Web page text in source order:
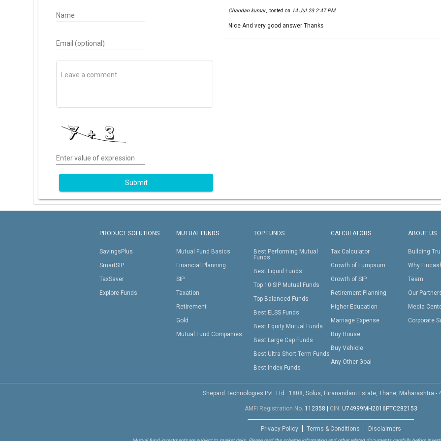
Name
Email (optional)
Enter value of expression
Submit
Chandan kumar,posted on 14 Jul 23 2:47 PM
Nice And very good answer Thanks
PRODUCT SOLUTIONS
SavingsPlus
SmartSIP
TaxSaver
Explore Funds
MUTUAL FUNDS
Mutual Fund Basics
Financial Planning
SIP
Taxation
Retirement
Gold
Mutual Fund Companies
TOP FUNDS
Best Performing Mutual
Funds
Best Liquid Funds
Top 10 SIP Mutual Funds
Top Balanced Funds
Best ELSS Funds
Best Equity Mutual Funds
Best Large Cap Funds
Best Ultra Short Term Funds
Best Index Funds
CALCULATORS
Tax Calculator
Growth of Lumpsum
Growth of SIP
Retirement Planning
Higher Education
Marriage Expense
Buy House
Buy Vehicle
Any Other Goal
ABOUT US
Building
Why
Team
Our
Media
Corporate
Shepard Technologies Pvt. Ltd : 1808, Solus, Hiranandani Estate, Thane, Maharashtra -
AMFI Registration No. 112358 CIN: U74999MH2016PTC282153
Privacy Policy Terms & Conditions Disclaimers